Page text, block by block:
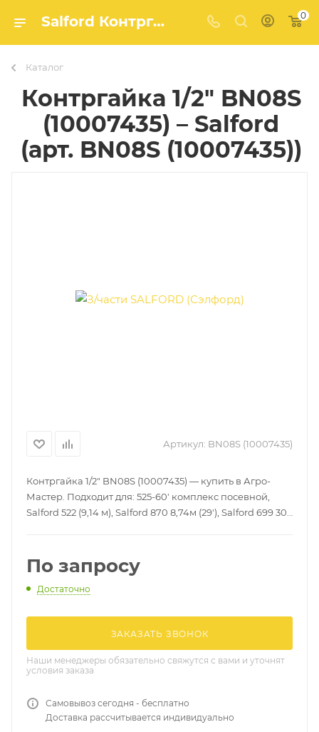
Salford Контргайка 1/2" BN08S (10007435) (арт. BN08S (10007435)) – купить в Агро-Мастер 0
Каталог
Контргайка 1/2" BN08S
(10007435) – Salford
(арт. BN08S (10007435))
Артикул: BN08S (10007435)
Контргайка 1/2" BN08S (10007435) — купить в Агро-
Мастер. Подходит для: 525-60' комплекс посевной,
Salford 522 (9,14 м), Salford 870 8,74м (29'), Salford 699 30'
модели. Доставка по России, гарантия.
По запросу
Достаточно
ЗАКАЗАТЬ ЗВОНОК
Наши менеджеры обязательно свяжутся с вами и уточнят
условия заказа
Самовывоз сегодня - бесплатно
Доставка рассчитывается индивидуально